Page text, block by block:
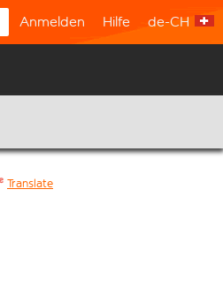
Anmelden Hilfe de-CH
Translate